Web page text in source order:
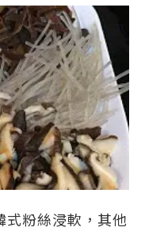
式粉絲浸軟，其他